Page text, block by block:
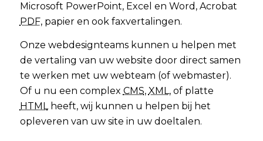
Microsoft PowerPoint, Excel en Word, Acrobat
PDF, papier en ook faxvertalingen.
Onze webdesignteams kunnen u helpen met
de vertaling van uw website door direct samen
te werken met uw webteam (of webmaster).
Of u nu een complex CMS, XML , of platte
HTML
heeft, wij kunnen u helpen bij het
opleveren van uw site in uw doeltalen.